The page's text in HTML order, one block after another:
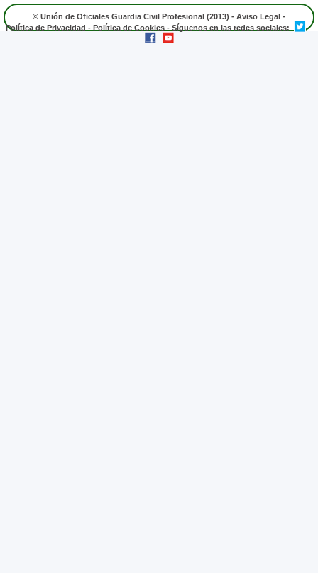
© Unión de Oficiales Guardia Civil Profesional (2013) - Aviso Legal -
Política de Privacidad - Política de Cookies - Síguenos en las redes sociales: